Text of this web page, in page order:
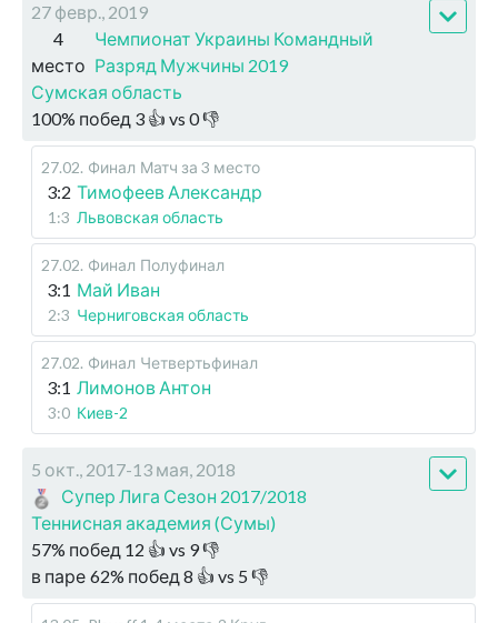
27 февр., 2019
4
место
Чемпионат Украины Командный
Разряд Мужчины 2019
Сумская область
100% побед 3 👍 vs 0👎
27.02. Финал Матч за 3 место
3:2 Тимофеев Александр
1:3 Львовская область
27.02. Финал Полуфинал
3:1 Май Иван
2:3 Черниговская область
27.02. Финал Четвертьфинал
3:1 Лимонов Антон
3:0 Киев-2
5 окт., 2017-13 мая, 2018
Супер Лига Сезон 2017/2018
Теннисная академия (Сумы)
57% побед 12 👍 vs 9👎
в паре 62% побед 8 👍 vs 5 👎